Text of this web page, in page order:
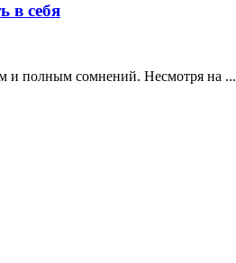
в себя
и полным сомнений. Несмотря на ...